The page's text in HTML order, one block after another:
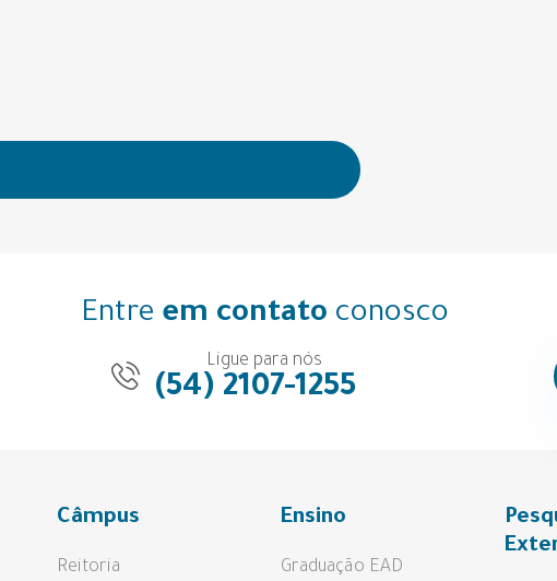
Entre em contato conosco
Ligue para nós
(54) 2107-1255
Câmpus
Reitoria
Ensino
Graduação EAD